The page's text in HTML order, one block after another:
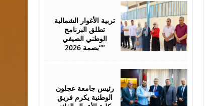
تربية الأغوار الشمالية
تطلق البرنامج
الوطني الصيفي
“بصمة 2026”
2026
رئيس جامعة عجلون
الوطنية يكرم فريق